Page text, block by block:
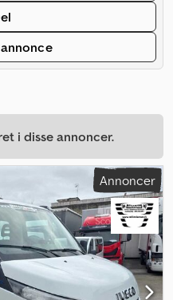
i disse annoncer.
Annoncer